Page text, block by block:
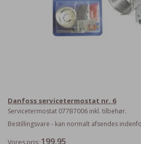
Danfoss servicetermostat nr. 6
Servicetermostat 077B7006 inkl. tilbehør.
Bestillingsvare - kan normalt afsendes
Vores pris: 199,95